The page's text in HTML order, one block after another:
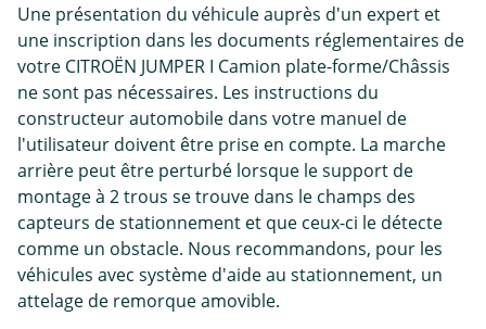
Une présentation du véhicule auprès d'un expert et
une inscription dans les documents réglementaires de
votre CITROËN JUMPER I Camion plate-forme/Châssis
ne sont pas nécessaires. Les instructions du
constructeur automobile dans votre manuel de
l'utilisateur doivent être prise en compte. La marche
arrière peut être perturbé lorsque le support de
montage à 2 trous se trouve dans le champs des
capteurs de stationnement et que ceux-ci le détecte
comme un obstacle. Nous recommandons, pour les
véhicules avec système d'aide au stationnement, un
attelage de remorque amovible.